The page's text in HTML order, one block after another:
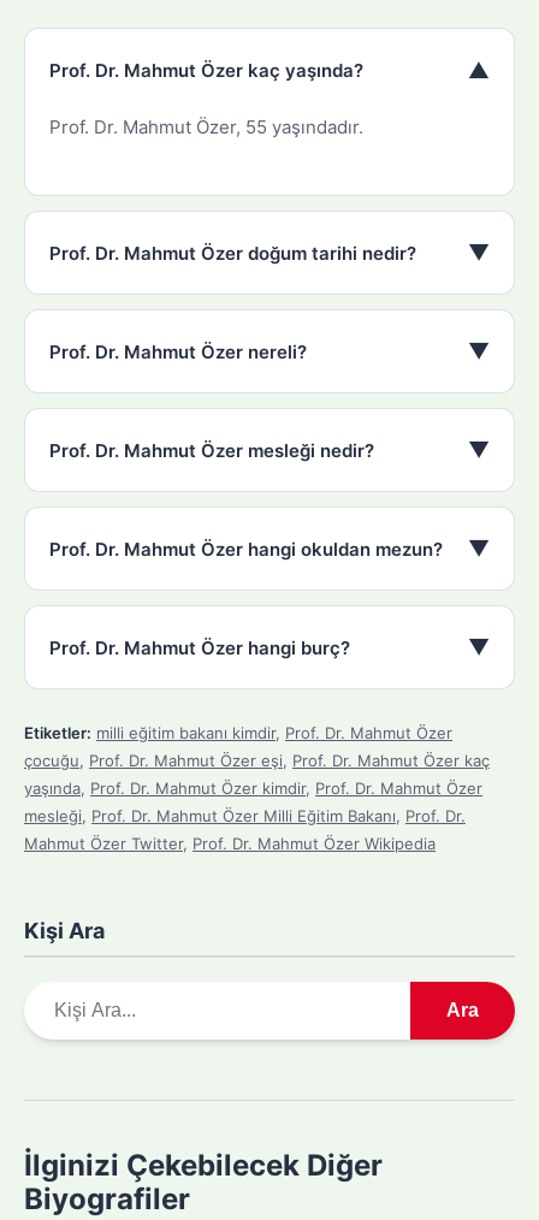
Prof. Dr. Mahmut Özer kaç yaşında? ▼
Prof. Dr. Mahmut Özer, 55 yaşındadır.
Prof. Dr. Mahmut Özer doğum tarihi nedir? ▼
Prof. Dr. Mahmut Özer nereli? ▼
Prof. Dr. Mahmut Özer mesleği nedir? ▼
Prof. Dr. Mahmut Özer hangi okuldan mezun? ▼
Prof. Dr. Mahmut Özer hangi burç? ▼
Etiketler: milli eğitim bakanı kimdir, Prof. Dr. Mahmut Özer
çocuğu, Prof. Dr. Mahmut Özer eşi, Prof. Dr. Mahmut Özer kaç
yaşında, Prof. Dr. Mahmut Özer kimdir, Prof. Dr. Mahmut Özer
mesleği, Prof. Dr. Mahmut Özer Milli Eğitim Bakanı, Prof. Dr.
Mahmut Özer Twitter, Prof. Dr. Mahmut Özer Wikipedia
Kişi Ara
r
y
a
p
Ara
İlginizi Çekebilecek Diğer
Biyografiler